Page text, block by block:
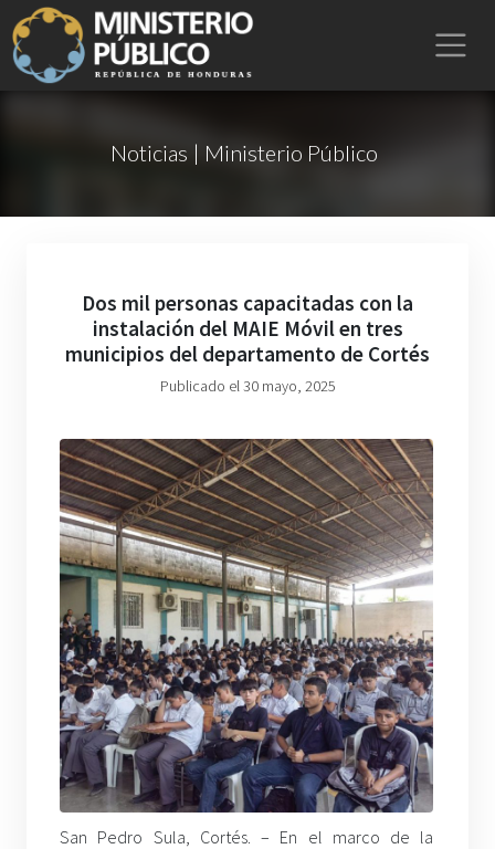
Noticias | Ministerio Público
Dos mil personas capacitadas con la
instalación del MAIE Móvil en tres
municipios del departamento de Cortés
Publicado el 30 mayo, 2025
San Pedro Sula, Cortés. – En el marco de la